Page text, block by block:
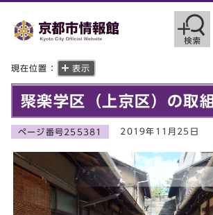
現在位置： 表示
聚楽学区（上京区）の取組
ページ番号255381 2019年11月25日